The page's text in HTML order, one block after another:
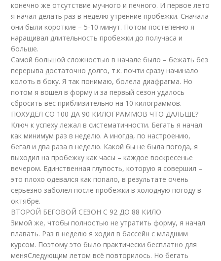
конечно же отсутствие мучного и печного. И первое лето
я начал делать раз в неделю утренние пробежки. Сначала
они были короткие – 5-10 минут. Потом постепенно я
наращивал длительность пробежки до получаса и
больше.
Самой большой сложностью в начале было – бежать без
перерыва достаточно долго, т.к. почти сразу начинало
колоть в боку. Я так понимаю, болела диафрагма. Но
потом я вошел в форму и за первый сезон удалось
сбросить вес приблизительно на 10 килограммов.
ПОХУДЕЛ СО 100 ДА 90 КИЛОГРАММОВ ЧТО ДАЛЬШЕ?
Ключ к успеху лежал в систематичности. Бегать я начал
как минимум раз в неделю. А иногда, по настроению,
бегал и два раза в неделю. Какой бы не была погода, я
выходил на пробежку как часы – каждое воскресенье
вечером. Единственная глупость, которую я совершил –
это плохо одевался как попало, в результате очень
серьезно заболел после пробежки в холодную погоду в
октябре.
ВТОРОЙ БЕГОВОЙ СЕЗОН С 92 ДО 88 КИЛО
Зимой же, чтобы полностью не утратить форму, я начал
плавать. Раз в неделю я ходил в бассейн с младшим
курсом. Поэтому это было практически бесплатно для
меняСледующим летом всё повторилось. Но бегать